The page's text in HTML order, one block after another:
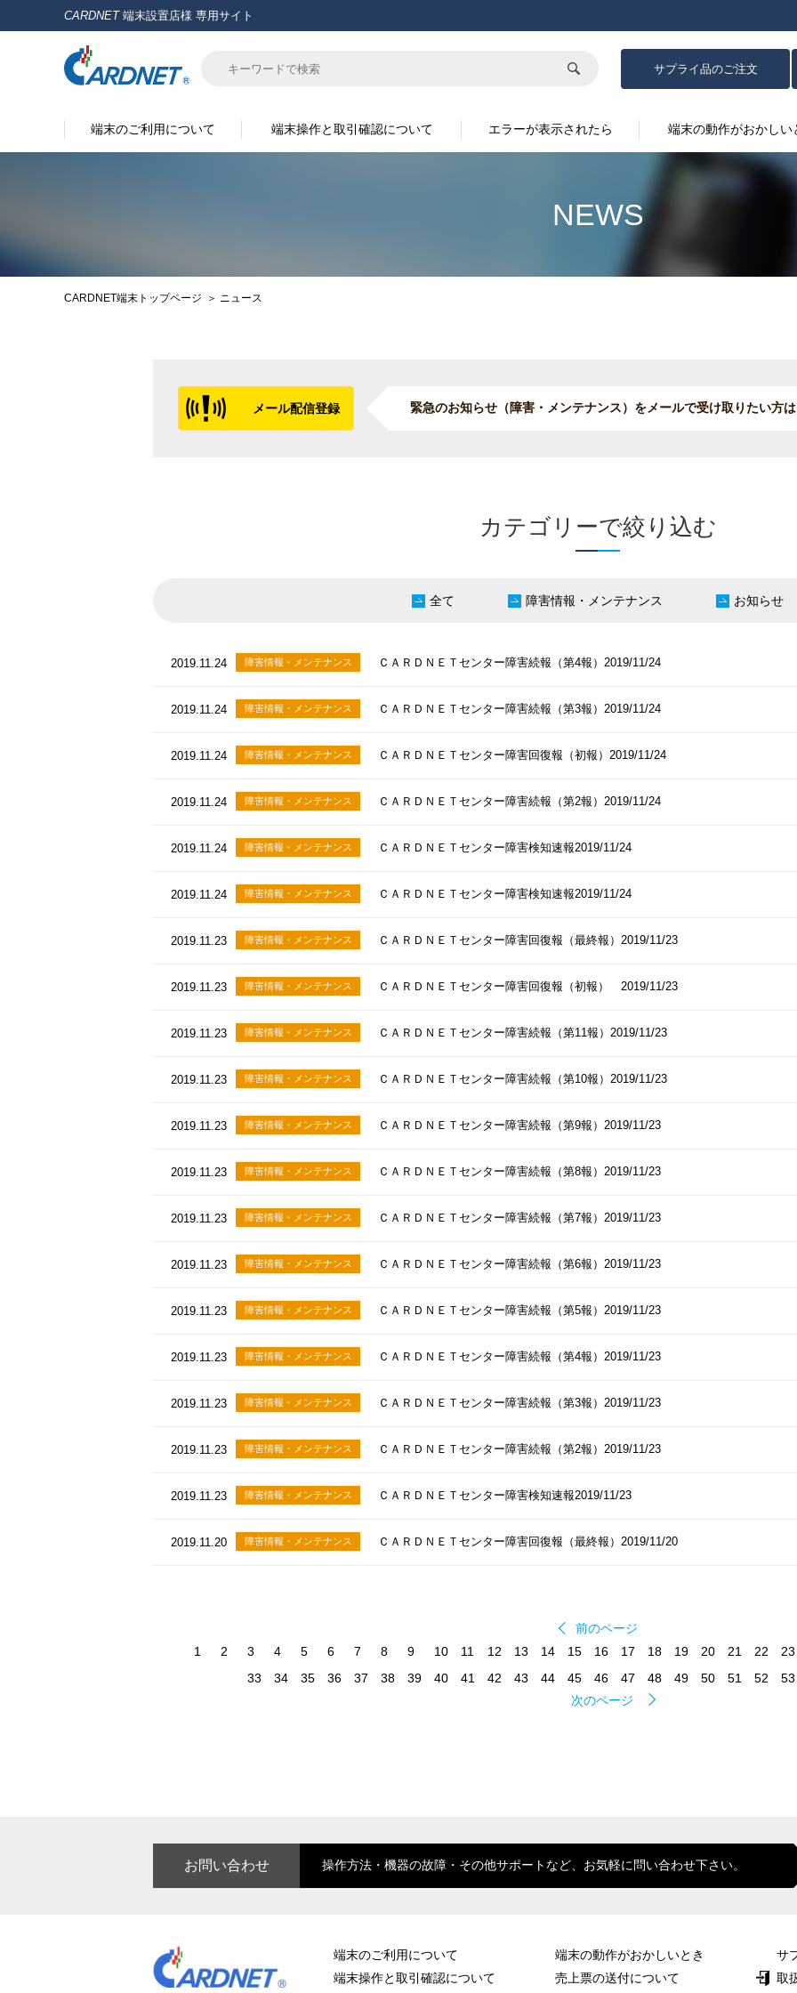
CARDNET端末設置店様 専用サイト
サプライ品のご注文
端末のご利用について 端末操作と取引確認について エラーが表示されたら 端末の動作がおかしい
NEWS
CARDNET端末トップページ ニュース
メール配信登録 緊急のお知らせ（障害・メンテナンス）をメールで受け取りたい方
カテゴリーで絞り込む
全て 障害情報・メンテナンス お知らせ
2019.11.24 障害情報・メンテナンス ＣＡＲＤＮＥＴセンター障害続報（第4報）2019/11/24
2019.11.24 障害情報・メンテナンス ＣＡＲＤＮＥＴセンター障害続報（第3報）2019/11/24
2019.11.24 障害情報・メンテナンス ＣＡＲＤＮＥＴセンター障害回復報（初報）2019/11/24
2019.11.24 障害情報・メンテナンス ＣＡＲＤＮＥＴセンター障害続報（第2報）2019/11/24
2019.11.24 障害情報・メンテナンス ＣＡＲＤＮＥＴセンター障害検知速報2019/11/24
2019.11.24 障害情報・メンテナンス ＣＡＲＤＮＥＴセンター障害検知速報2019/11/24
2019.11.23 障害情報・メンテナンス ＣＡＲＤＮＥＴセンター障害回復報（最終報）2019/11/23
2019.11.23 障害情報・メンテナンス ＣＡＲＤＮＥＴセンター障害回復報（初報） 2019/11/23
2019.11.23 障害情報・メンテナンス ＣＡＲＤＮＥＴセンター障害続報（第11報）2019/11/23
2019.11.23 障害情報・メンテナンス ＣＡＲＤＮＥＴセンター障害続報（第10報）2019/11/23
2019.11.23 障害情報・メンテナンス ＣＡＲＤＮＥＴセンター障害続報（第9報）2019/11/23
2019.11.23 障害情報・メンテナンス ＣＡＲＤＮＥＴセンター障害続報（第8報）2019/11/23
2019.11.23 障害情報・メンテナンス ＣＡＲＤＮＥＴセンター障害続報（第7報）2019/11/23
2019.11.23 障害情報・メンテナンス ＣＡＲＤＮＥＴセンター障害続報（第6報）2019/11/23
2019.11.23 障害情報・メンテナンス ＣＡＲＤＮＥＴセンター障害続報（第5報）2019/11/23
2019.11.23 障害情報・メンテナンス ＣＡＲＤＮＥＴセンター障害続報（第4報）2019/11/23
2019.11.23 障害情報・メンテナンス ＣＡＲＤＮＥＴセンター障害続報（第3報）2019/11/23
2019.11.23 障害情報・メンテナンス ＣＡＲＤＮＥＴセンター障害続報（第2報）2019/11/23
2019.11.23 障害情報・メンテナンス ＣＡＲＤＮＥＴセンター障害検知速報2019/11/23
2019.11.20 障害情報・メンテナンス ＣＡＲＤＮＥＴセンター障害回復報（最終報）2019/11/20
前のページ
次のページ
お問い合わせ 操作方法・機器の故障・その他サポートなど、お気軽に問い合わせ下さい。
端末のご利用について
端末操作と取引確認について
端末の動作がおかしいとき
売上票の送付について
サ
取